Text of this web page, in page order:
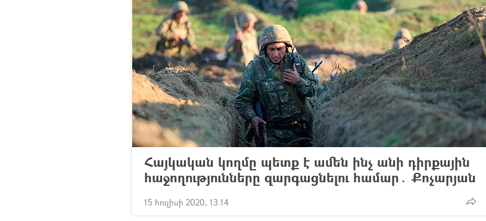
Հայկական կողմը պետք է ամեն ինչ անի դիրքային
հաջողությունները զարգացնելու համար․ Քոչարյան
15 հուլիսի 2020, 13:14